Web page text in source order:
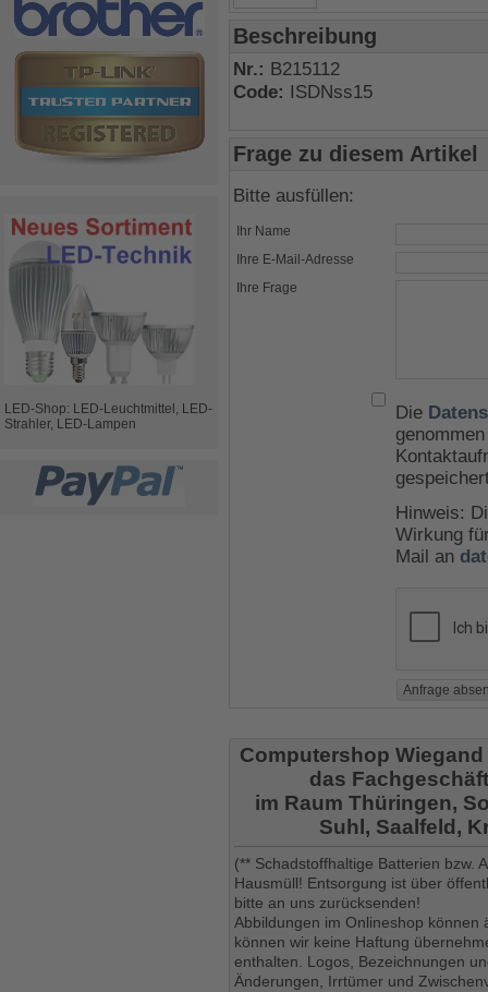
LED-Shop: LED-Leuchtmittel, LED-
Strahler, LED-Lampen
Beschreibung
Nr.: B215112
Code: ISDNss15
Frage zu diesem Artikel
Bitte ausfüllen:
Ihr Name
Ihre E-Mail-Adresse
Ihre Frage
Die
Hinweis:
Wirkung
Mail an
Computershop
das
im Raum Thüringen,
Suhl, Saalfeld,
(** Schadstoffhaltige Batterien bzw.
Hausmüll! Entsorgung ist über
bitte an uns zurücksenden!
Abbildungen im Onlineshop
können wir keine Haftung
enthalten. Logos, Bezeichnungen
Änderungen, Irrtümer und